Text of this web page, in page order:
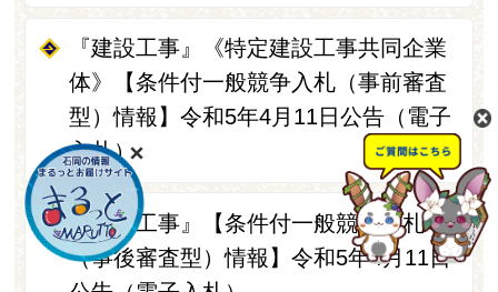
『建設工事』《特定建設工事共同企業
体》【条件付一般競争入札（事前審査
型）情報】令和5年4月11日公告（電子
入札）
『建設工事』【条件付一般競争入札
（事後審査型）情報】令和5年4月11日